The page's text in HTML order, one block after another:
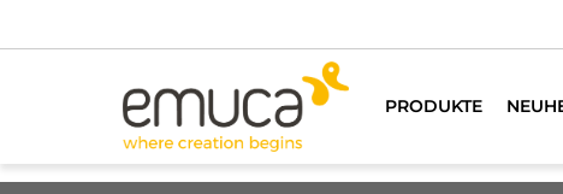
Wir
PRODUKTE